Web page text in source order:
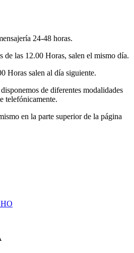
24-48 horas.
de las 12.00 Horas, salen el mismo día.
Horas salen al día siguiente.
de diferentes modalidades
telefónicamente.
en la parte superior de la página